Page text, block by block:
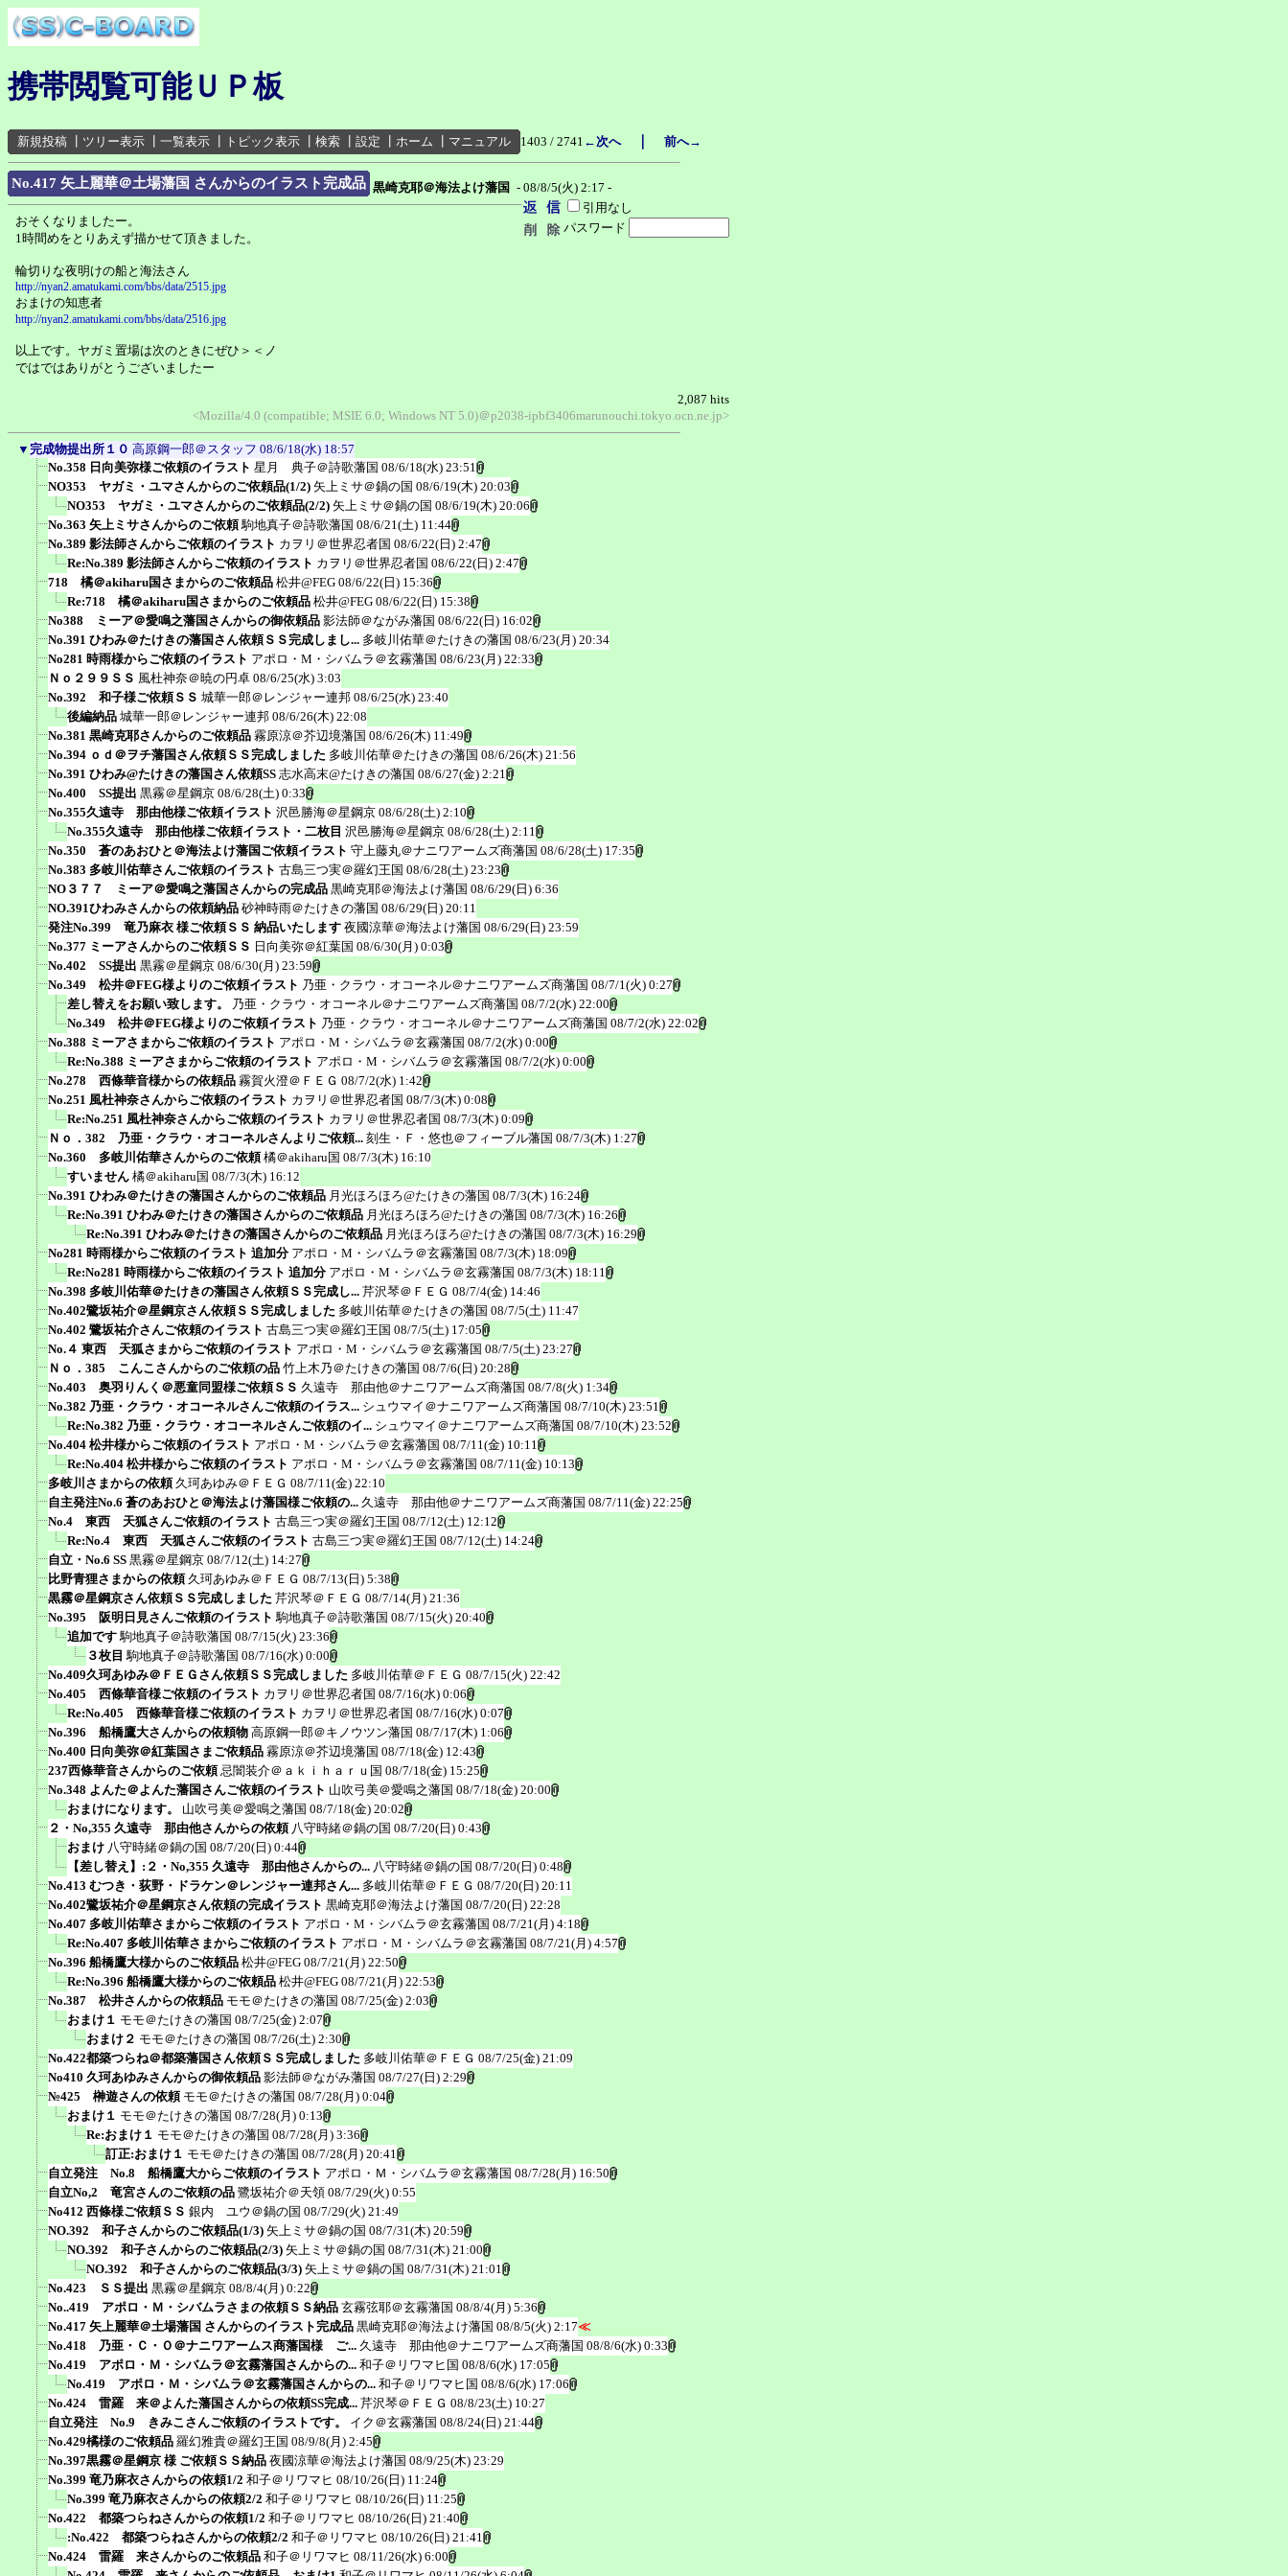
携帯閲覧可能ＵＰ板
新規投稿 ツリー表示 一覧表示 トピック表示 検索 設定 ホーム マニュアル 1403 / 2741 ←次へ｜ 前へ→
No.417 矢上麗華＠土場藩国 さんからのイラスト完成品 黒崎克耶＠海法よけ藩国 - 08/8/5(火) 2:17 -
引用なし
パスワード
おそくなりましたー。
1時間めをとりあえず描かせて頂きました。
輪切りな夜明けの船と海法さん
http://nyan2.amatukami.com/bbs/data/2515.jpg
おまけの知恵者
http://nyan2.amatukami.com/bbs/data/2516.jpg
以上です。ヤガミ置場は次のときにぜひ＞＜ノ
ではではありがとうございましたー
2,087 hits
<Mozilla/4.0 (compatible; MSIE 6.0; Windows NT 5.0)＠p2038-ipbf3406marunouchi.tokyo.ocn.ne.jp>
▼ 完成物提出所１０ 高原鋼一郎＠スタッフ 08/6/18(水) 18:57
No.358 日向美弥様ご依頼のイラスト 星月 典子＠詩歌藩国 08/6/18(水) 23:51
NO353 ヤガミ・ユマさんからのご依頼品(1/2) 矢上ミサ＠鍋の国 08/6/19(木) 20:03
NO353 ヤガミ・ユマさんからのご依頼品(2/2) 矢上ミサ＠鍋の国 08/6/19(木) 20:06
No.363 矢上ミサさんからのご依頼 駒地真子＠詩歌藩国 08/6/21(土) 11:44
No.389 影法師さんからご依頼のイラスト カヲリ＠世界忍者国 08/6/22(日) 2:47
Re:No.389 影法師さんからご依頼のイラスト カヲリ＠世界忍者国 08/6/22(日) 2:47
718 橘＠akiharu国さまからのご依頼品 松井@FEG 08/6/22(日) 15:36
Re:718 橘＠akiharu国さまからのご依頼品 松井@FEG 08/6/22(日) 15:38
No388 ミーア＠愛鳴之藩国さんからの御依頼品 影法師＠ながみ藩国 08/6/22(日) 16:02
No.391 ひわみ＠たけきの藩国さん依頼ＳＳ完成しまし... 多岐川佑華＠たけきの藩国 08/6/23(月) 20:34
No281 時雨様からご依頼のイラスト アポロ・M・シバムラ＠玄霧藩国 08/6/23(月) 22:33
Ｎｏ２９９ＳＳ 風杜神奈＠暁の円卓 08/6/25(水) 3:03
No.392 和子様ご依頼ＳＳ 城華一郎＠レンジャー連邦 08/6/25(水) 23:40
後編納品 城華一郎＠レンジャー連邦 08/6/26(木) 22:08
No.381 黒崎克耶さんからのご依頼品 霧原涼＠芥辺境藩国 08/6/26(木) 11:49
No.394 ｏｄ＠ヲチ藩国さん依頼ＳＳ完成しました 多岐川佑華＠たけきの藩国 08/6/26(木) 21:56
No.391 ひわみ@たけきの藩国さん依頼SS 志水高末@たけきの藩国 08/6/27(金) 2:21
No.400 SS提出 黒霧＠星鋼京 08/6/28(土) 0:33
No.355久遠寺 那由他様ご依頼イラスト 沢邑勝海＠星鋼京 08/6/28(土) 2:10
No.355久遠寺 那由他様ご依頼イラスト・二枚目 沢邑勝海＠星鋼京 08/6/28(土) 2:11
No.350 蒼のあおひと＠海法よけ藩国ご依頼イラスト 守上藤丸＠ナニワアームズ商藩国 08/6/28(土) 17:35
No.383 多岐川佑華さんご依頼のイラスト 古島三つ実＠羅幻王国 08/6/28(土) 23:23
NO３７７ ミーア＠愛鳴之藩国さんからの完成品 黒崎克耶＠海法よけ藩国 08/6/29(日) 6:36
NO.391ひわみさんからの依頼納品 砂神時雨＠たけきの藩国 08/6/29(日) 20:11
発注No.399 竜乃麻衣 様ご依頼ＳＳ 納品いたします 夜國涼華＠海法よけ藩国 08/6/29(日) 23:59
No.377 ミーアさんからのご依頼ＳＳ 日向美弥＠紅葉国 08/6/30(月) 0:03
No.402 SS提出 黒霧＠星鋼京 08/6/30(月) 23:59
No.349 松井＠FEG様よりのご依頼イラスト 乃亜・クラウ・オコーネル＠ナニワアームズ商藩国 08/7/1(火) 0:27
差し替えをお願い致します。
乃亜・クラウ・オコーネル＠ナニワアームズ商藩国 08/7/2(水) 22:00
No.349 松井＠FEG様よりのご依頼イラスト 乃亜・クラウ・オコーネル＠ナニワアームズ商藩国 08/7/2(水) 22:02
No.388 ミーアさまからご依頼のイラスト アポロ・M・シバムラ＠玄霧藩国 08/7/2(水) 0:00
Re:No.388 ミーアさまからご依頼のイラスト アポロ・M・シバムラ＠玄霧藩国 08/7/2(水) 0:00
No.278 西條華音様からの依頼品 霧賀火澄＠ＦＥＧ 08/7/2(水) 1:42
No.251 風杜神奈さんからご依頼のイラスト カヲリ＠世界忍者国 08/7/3(木) 0:08
Re:No.251 風杜神奈さんからご依頼のイラスト カヲリ＠世界忍者国 08/7/3(木) 0:09
Ｎｏ．382 乃亜・クラウ・オコーネルさんよりご依頼... 刻生・Ｆ・悠也＠フィーブル藩国 08/7/3(木) 1:27
No.360 多岐川佑華さんからのご依頼 橘＠akiharu国 08/7/3(木) 16:10
すいません 橘＠akiharu国 08/7/3(木) 16:12
No.391 ひわみ＠たけきの藩国さんからのご依頼品 月光ほろほろ@たけきの藩国 08/7/3(木) 16:24
Re:No.391 ひわみ＠たけきの藩国さんからのご依頼品 月光ほろほろ@たけきの藩国 08/7/3(木) 16:26
Re:No.391 ひわみ＠たけきの藩国さんからのご依頼品 月光ほろほろ@たけきの藩国 08/7/3(木) 16:29
No281 時雨様からご依頼のイラスト 追加分 アポロ・M・シバムラ＠玄霧藩国 08/7/3(木) 18:09
Re:No281 時雨様からご依頼のイラスト 追加分 アポロ・M・シバムラ＠玄霧藩国 08/7/3(木) 18:11
No.398 多岐川佑華＠たけきの藩国さん依頼ＳＳ完成し... 芹沢琴＠ＦＥＧ 08/7/4(金) 14:46
No.402鷺坂祐介＠星鋼京さん依頼ＳＳ完成しました 多岐川佑華＠たけきの藩国 08/7/5(土) 11:47
No.402 鷺坂祐介さんご依頼のイラスト 古島三つ実＠羅幻王国 08/7/5(土) 17:05
No.４ 東西 天狐さまからご依頼のイラスト アポロ・M・シバムラ＠玄霧藩国 08/7/5(土) 23:27
Ｎｏ．385 こんこさんからのご依頼の品 竹上木乃＠たけきの藩国 08/7/6(日) 20:28
No.403 奥羽りんく＠悪童同盟様ご依頼ＳＳ 久遠寺 那由他＠ナニワアームズ商藩国 08/7/8(火) 1:34
No.382 乃亜・クラウ・オコーネルさんご依頼のイラス... シュウマイ＠ナニワアームズ商藩国 08/7/10(木) 23:51
Re:No.382 乃亜・クラウ・オコーネルさんご依頼のイ... シュウマイ＠ナニワアームズ商藩国 08/7/10(木) 23:52
No.404 松井様からご依頼のイラスト アポロ・M・シバムラ＠玄霧藩国 08/7/11(金) 10:11
Re:No.404 松井様からご依頼のイラスト アポロ・M・シバムラ＠玄霧藩国 08/7/11(金) 10:13
多岐川さまからの依頼 久珂あゆみ＠ＦＥＧ 08/7/11(金) 22:10
自主発注No.6 蒼のあおひと＠海法よけ藩国様ご依頼の... 久遠寺 那由他＠ナニワアームズ商藩国 08/7/11(金) 22:25
No.4 東西 天狐さんご依頼のイラスト 古島三つ実＠羅幻王国 08/7/12(土) 12:12
Re:No.4 東西 天狐さんご依頼のイラスト 古島三つ実＠羅幻王国 08/7/12(土) 14:24
自立・No.6 SS 黒霧＠星鋼京 08/7/12(土) 14:27
比野青狸さまからの依頼 久珂あゆみ＠ＦＥＧ 08/7/13(日) 5:38
黒霧＠星鋼京さん依頼ＳＳ完成しました 芹沢琴＠ＦＥＧ 08/7/14(月) 21:36
No.395 阪明日見さんご依頼のイラスト 駒地真子＠詩歌藩国 08/7/15(火) 20:40
追加です 駒地真子＠詩歌藩国 08/7/15(火) 23:36
３枚目 駒地真子＠詩歌藩国 08/7/16(水) 0:00
No.409久珂あゆみ＠ＦＥＧさん依頼ＳＳ完成しました 多岐川佑華＠ＦＥＧ 08/7/15(火) 22:42
No.405 西條華音様ご依頼のイラスト カヲリ＠世界忍者国 08/7/16(水) 0:06
Re:No.405 西條華音様ご依頼のイラスト カヲリ＠世界忍者国 08/7/16(水) 0:07
No.396 船橋鷹大さんからの依頼物 高原鋼一郎＠キノウツン藩国 08/7/17(木) 1:06
No.400 日向美弥＠紅葉国さまご依頼品 霧原涼＠芥辺境藩国 08/7/18(金) 12:43
237西條華音さんからのご依頼 忌闇装介＠ａｋｉｈａｒｕ国 08/7/18(金) 15:25
No.348 よんた＠よんた藩国さんご依頼のイラスト 山吹弓美＠愛鳴之藩国 08/7/18(金) 20:00
おまけになります。
山吹弓美＠愛鳴之藩国 08/7/18(金) 20:02
２・No,355 久遠寺 那由他さんからの依頼 八守時緒＠鍋の国 08/7/20(日) 0:43
おまけ 八守時緒＠鍋の国 08/7/20(日) 0:44
【差し替え】:２・No,355 久遠寺 那由他さんからの... 八守時緒＠鍋の国 08/7/20(日) 0:48
No.413 むつき・荻野・ドラケン＠レンジャー連邦さん... 多岐川佑華＠ＦＥＧ 08/7/20(日) 20:11
No.402鷺坂祐介＠星鋼京さん依頼の完成イラスト 黒崎克耶＠海法よけ藩国 08/7/20(日) 22:28
No.407 多岐川佑華さまからご依頼のイラスト アポロ・M・シバムラ＠玄霧藩国 08/7/21(月) 4:18
Re:No.407 多岐川佑華さまからご依頼のイラスト アポロ・M・シバムラ＠玄霧藩国 08/7/21(月) 4:57
No.396 船橋鷹大様からのご依頼品 松井@FEG 08/7/21(月) 22:50
Re:No.396 船橋鷹大様からのご依頼品 松井@FEG 08/7/21(月) 22:53
No.387 松井さんからの依頼品 モモ＠たけきの藩国 08/7/25(金) 2:03
おまけ１ モモ＠たけきの藩国 08/7/25(金) 2:07
おまけ２ モモ＠たけきの藩国 08/7/26(土) 2:30
No.422都築つらね＠都築藩国さん依頼ＳＳ完成しました 多岐川佑華＠ＦＥＧ 08/7/25(金) 21:09
No410 久珂あゆみさんからの御依頼品 影法師＠ながみ藩国 08/7/27(日) 2:29
№425 榊遊さんの依頼 モモ＠たけきの藩国 08/7/28(月) 0:04
おまけ１ モモ＠たけきの藩国 08/7/28(月) 0:13
Re:おまけ１ モモ＠たけきの藩国 08/7/28(月) 3:36
訂正:おまけ１ モモ＠たけきの藩国 08/7/28(月) 20:41
自立発注 No.8 船橋鷹大からご依頼のイラスト アポロ・Ｍ・シバムラ＠玄霧藩国 08/7/28(月) 16:50
自立No,2 竜宮さんのご依頼の品 鷺坂祐介＠天領 08/7/29(火) 0:55
No412 西條様ご依頼ＳＳ 銀内 ユウ＠鍋の国 08/7/29(火) 21:49
NO.392 和子さんからのご依頼品(1/3) 矢上ミサ＠鍋の国 08/7/31(木) 20:59
NO.392 和子さんからのご依頼品(2/3) 矢上ミサ＠鍋の国 08/7/31(木) 21:00
NO.392 和子さんからのご依頼品(3/3) 矢上ミサ＠鍋の国 08/7/31(木) 21:01
No.423 ＳＳ提出 黒霧＠星鋼京 08/8/4(月) 0:22
No..419 アポロ・Ｍ・シバムラさまの依頼ＳＳ納品 玄霧弦耶＠玄霧藩国 08/8/4(月) 5:36
No.417 矢上麗華＠土場藩国 さんからのイラスト完成品 黒崎克耶＠海法よけ藩国 08/8/5(火) 2:17≪
No.418 乃亜・Ｃ・Ｏ＠ナニワアームス商藩国様 ご... 久遠寺 那由他＠ナニワアームズ商藩国 08/8/6(水) 0:33
No.419 アポロ・Ｍ・シバムラ＠玄霧藩国さんからの... 和子＠リワマヒ国 08/8/6(水) 17:05
No.419 アポロ・Ｍ・シバムラ＠玄霧藩国さんからの... 和子＠リワマヒ国 08/8/6(水) 17:06
No.424 雷羅 来＠よんた藩国さんからの依頼SS完成... 芹沢琴＠ＦＥＧ 08/8/23(土) 10:27
自立発注 No.9 きみこさんご依頼のイラストです。
イク＠玄霧藩国 08/8/24(日) 21:44
No.429橘様のご依頼品 羅幻雅貴＠羅幻王国 08/9/8(月) 2:45
No.397黒霧＠星鋼京 様 ご依頼ＳＳ納品 夜國涼華＠海法よけ藩国 08/9/25(木) 23:29
No.399 竜乃麻衣さんからの依頼1/2 和子＠リワマヒ 08/10/26(日) 11:24
No.399 竜乃麻衣さんからの依頼2/2 和子＠リワマヒ 08/10/26(日) 11:25
No.422 都築つらねさんからの依頼1/2 和子＠リワマヒ 08/10/26(日) 21:40
:No.422 都築つらねさんからの依頼2/2 和子＠リワマヒ 08/10/26(日) 21:41
No.424 雷羅 来さんからのご依頼品 和子＠リワマヒ 08/11/26(水) 6:00